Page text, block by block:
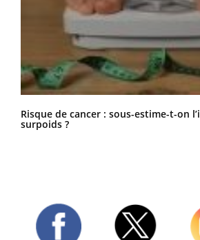
Risque de cancer : sous-estime-t-on
surpoids ?